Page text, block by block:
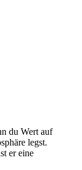
du Wert auf
legst.
er eine